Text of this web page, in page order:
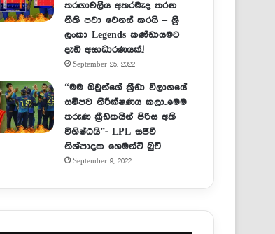
තරඟාවලිය අතරමැද තරඟ
නීති පවා වෙනස් කරයි – ශ්‍රී
ලංකා Legends කණ්ඩායමට
දැඩි අසාධාරණයක්.!
September 25, 2022
“මම ඔවුන්ගේ ක්‍රීඩා විලාශයේ
සමීපව නිරීක්ෂණය කලා..මෙම
තරුණ ක්‍රීඩකයින් පිරිස අති
විශිෂ්ඨයි”- LPL සජීවී
නිශ්පාදක හෙමන්ට් බුච්
September 9, 2022